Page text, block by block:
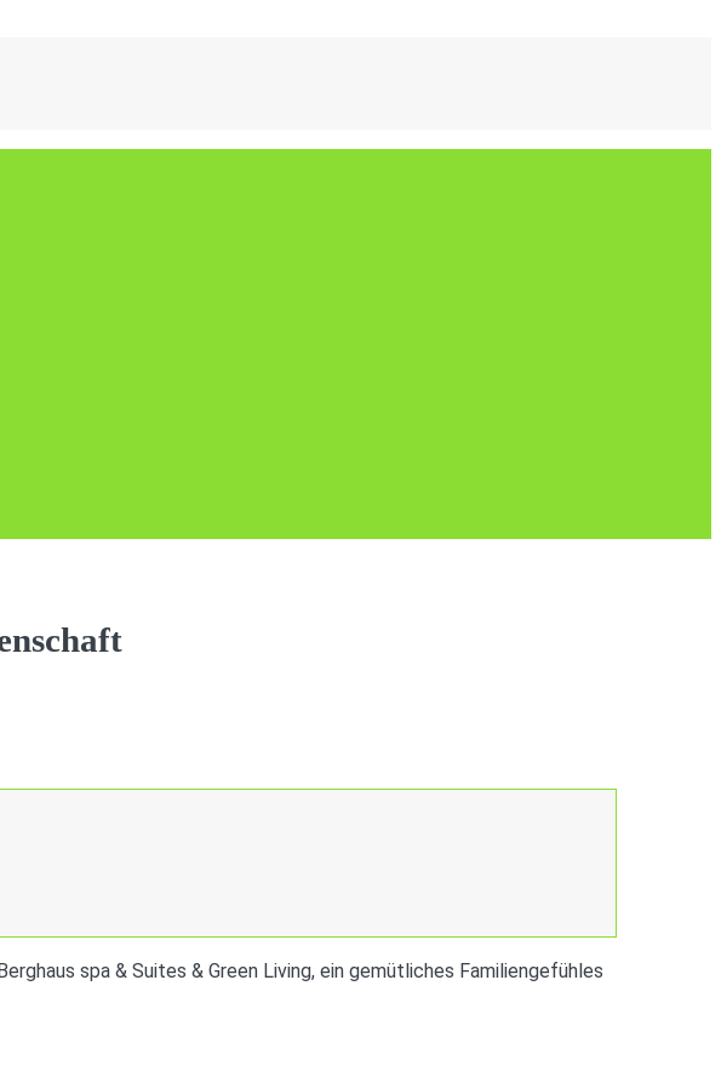
spa & Suites & Green Living, ein gemütliches Familiengefühles